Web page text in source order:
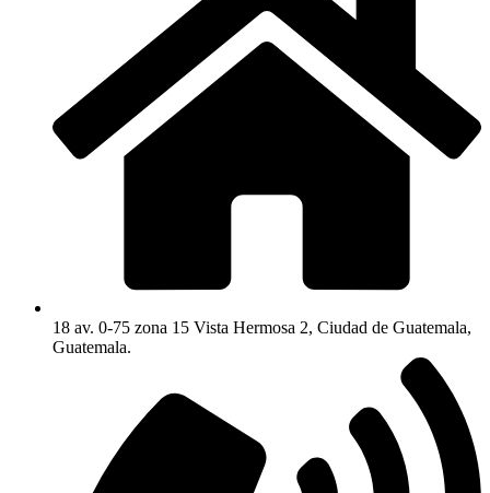
18 av. 0-75 zona 15 Vista Hermosa 2, Ciudad de Guatemala,
Guatemala.